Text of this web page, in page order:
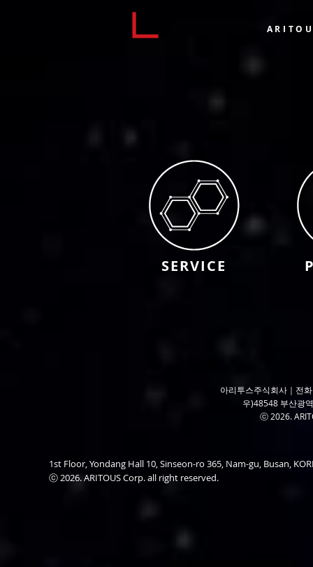
SERVICE
아리투스주식회사｜전
우)48548 부산광
ⓒ 2026.
1st Floor, Yondang Hall 10, Sinseon-ro 365, Nam-gu, Busan,
ⓒ 2026. ARITOUS Corp. all right reserved.